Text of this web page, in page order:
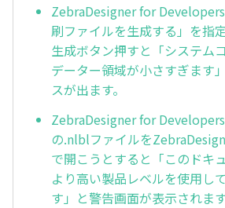
ZebraDesigner for
刷ファイルを生成する」を指
生成ボタン押すと「システム
データー領域が小さすぎます
スが出ます。
ZebraDesigner for
の.nlblファイルを
で開こうとすると「このドキ
より高い製品レベルを使用し
す」と警告画面が表示されます